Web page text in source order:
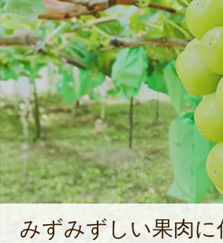
みずみずしい果肉に